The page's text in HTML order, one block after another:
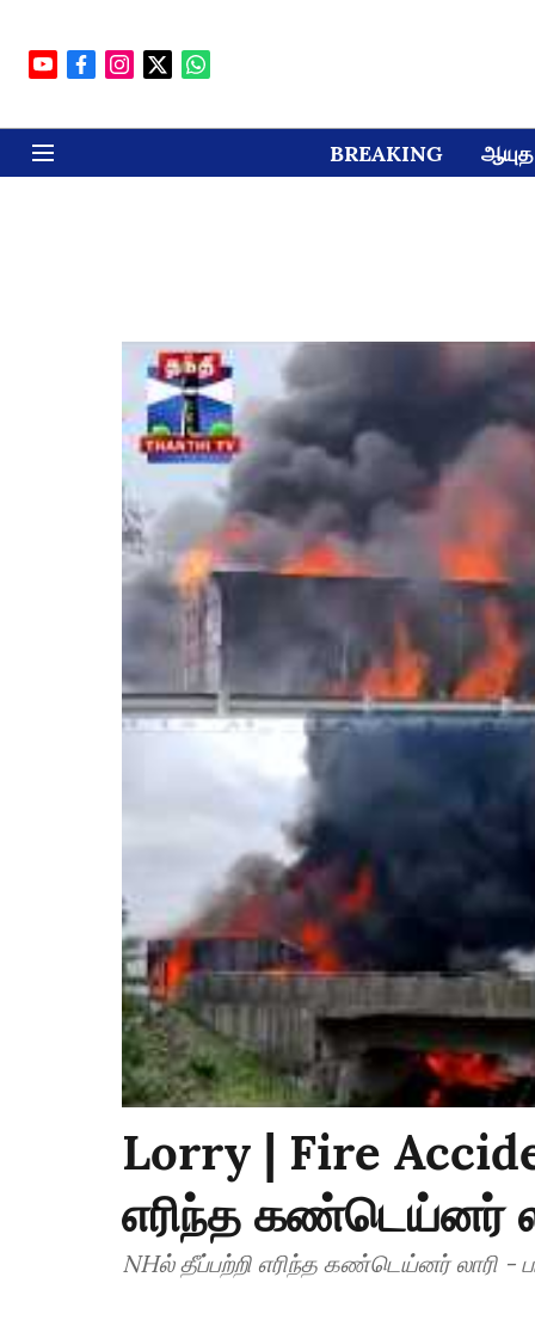
BREAKING ஆயுத
Lorry | Fire
எரிந்த கண்டெய்னர்
NHல் தீப்பற்றி எரிந்த கண்டெய்னர் லாரி -